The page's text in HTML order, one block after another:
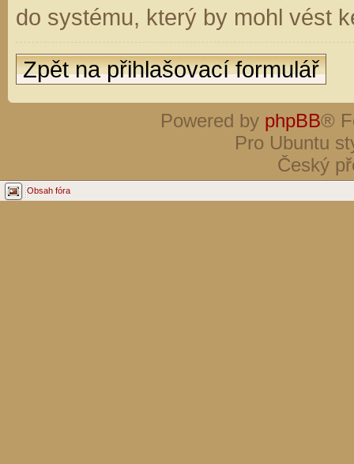
do systému, který by mohl vést
Zpět na přihlašovací formulář
Powered by phpBB®
Pro Ubuntu
Český
Obsah fóra